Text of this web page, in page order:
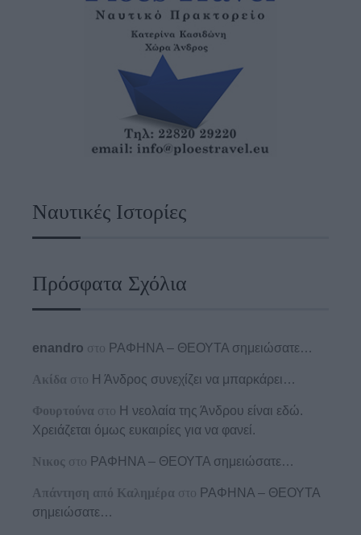
Ναυτικές Ιστορίες
Πρόσφατα Σχόλια
enandro στο ΡΑΦΗΝΑ – ΘΕΟΥΤΑ σημειώσατε…
Ακίδα στο Η Άνδρος συνεχίζει να μπαρκάρει…
Φουρτούνα στο Η νεολαία της Άνδρου είναι εδώ.
Χρειάζεται όμως ευκαιρίες για να φανεί.
Νικος στο ΡΑΦΗΝΑ – ΘΕΟΥΤΑ σημειώσατε…
Απάντηση από Καλημέρα στο ΡΑΦΗΝΑ – ΘΕΟΥΤΑ
σημειώσατε…